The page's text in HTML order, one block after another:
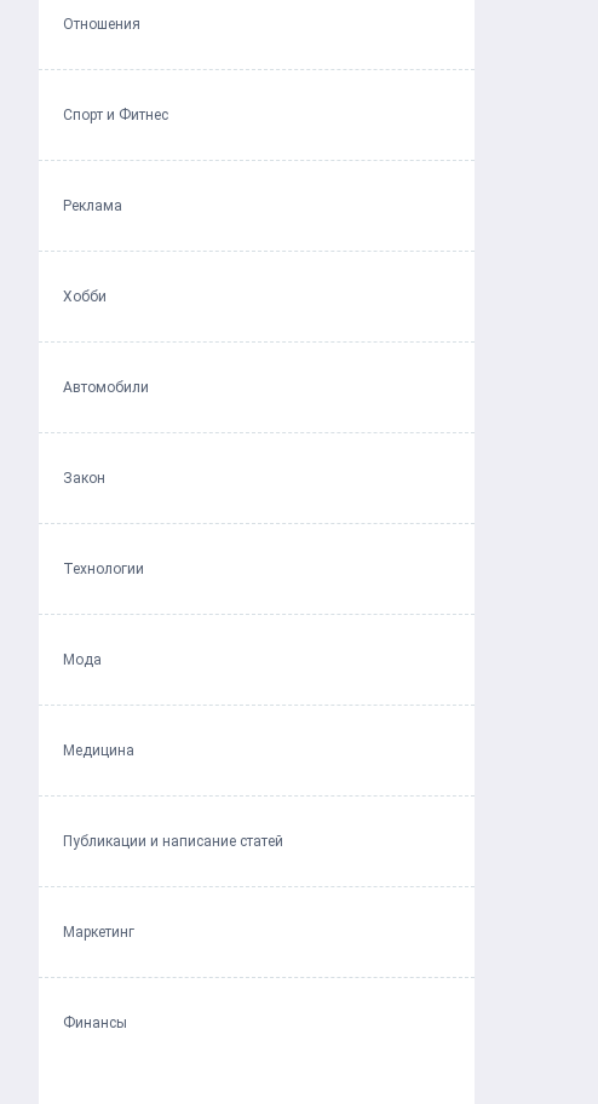
Отношения
Спорт и Фитнес
Реклама
Хобби
Автомобили
Закон
Технологии
Мода
Медицина
Публикации и написание статей
Маркетинг
Финансы